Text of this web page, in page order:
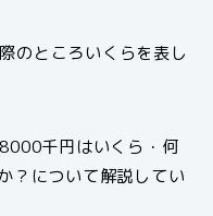
のところいくらを表し
千円はいくら・何
？について解説してい